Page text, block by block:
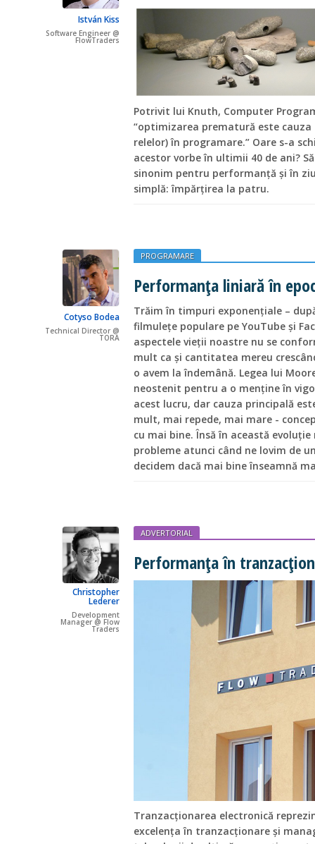
István Kiss
Software Engineer @
FlowTraders
Potrivit lui Knuth, Computer
“optimizarea prematură este
relelor) în programare.” Oare s-a
acestor vorbe în ultimii 40 de ani?
sinonim pentru performanță și în
simplă: împărțirea la patru.
Cotyso Bodea
Technical Director @
TORA
PROGRAMARE
Performanța liniară în
Trăim în timpuri exponențiale –
filmulețe populare pe YouTube și
aspectele vieții noastre nu se
mult ca și cantitatea mereu
o avem la îndemână. Legea lui
neostenit pentru a o menține în
acest lucru, dar cauza principală
mult, mai repede, mai mare -
cu mai bine. Însă în această
probleme atunci când ne lovim de
decidem dacă mai bine înseamnă
Christopher
Lederer
Development
Manager @ Flow
Traders
ADVERTORIAL
Performanța în
Tranzacționarea electronică
excelența în tranzacționare și